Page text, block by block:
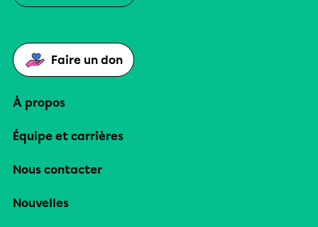
Faire un don
À propos
Équipe et carrières
Nous contacter
Nouvelles